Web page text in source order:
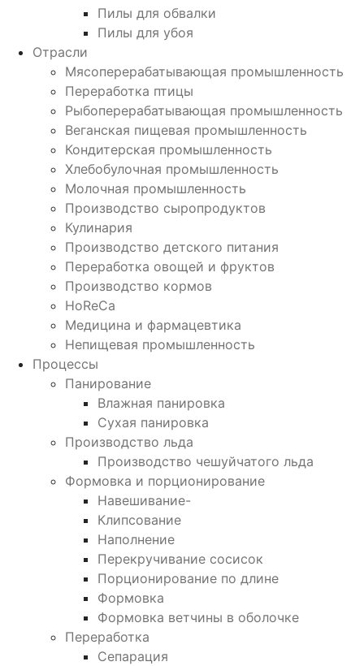
Пилы для обвалки
Пилы для убоя
Отрасли
Мясоперерабатывающая промышленность
Переработка птицы
Рыбоперерабатывающая промышленность
Веганская пищевая промышленность
Кондитерская промышленность
Хлебобулочная промышленность
Молочная промышленность
Производство сыропродуктов
Кулинария
Производство детского питания
Переработка овощей и фруктов
Производство кормов
HoReCa
Медицина и фармацевтика
Непищевая промышленность
Процессы
Панирование
Влажная панировка
Сухая панировка
Производство льда
Производство чешуйчатого льда
Формовка и порционирование
Навешивание-
Клипсование
Наполнение
Перекручивание сосисок
Порционирование по длине
Формовка
Формовка ветчины в оболочке
Переработка
Сепарация